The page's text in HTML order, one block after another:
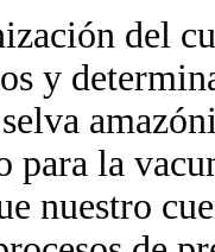
del
y
para la
nuestro